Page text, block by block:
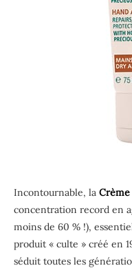
Incontournable, la
concentration record en
moins de 60 % !),
produit « culte » créé en
séduit toutes les